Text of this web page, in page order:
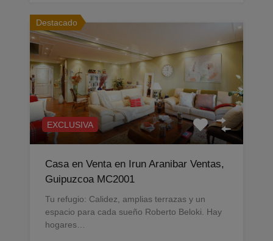
Destacado
EXCLUSIVA
Casa en Venta en Irun Aranibar Ventas,
Guipuzcoa MC2001
Tu refugio: Calidez, amplias terrazas y un
espacio para cada sueño Roberto Beloki. Hay
hogares…